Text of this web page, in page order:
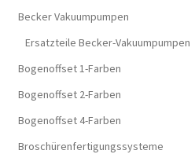
Becker Vakuumpumpen
Ersatzteile Becker-Vakuumpumpen
Bogenoffset 1-Farben
Bogenoffset 2-Farben
Bogenoffset 4-Farben
Broschürenfertigungssysteme